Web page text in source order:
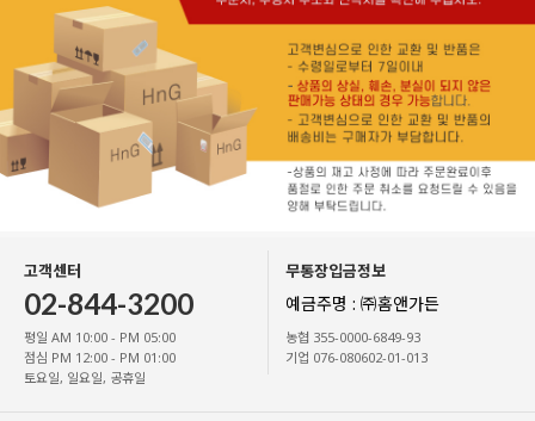
고객센터
02-844-3200
평일 AM 10:00 - PM 05:00
점심 PM 12:00 - PM 01:00
토요일, 일요일, 공휴일
무통장입금정보
예금주명 : ㈜홈앤가든
농협 355-0000-6849-93
기업 076-080602-01-013